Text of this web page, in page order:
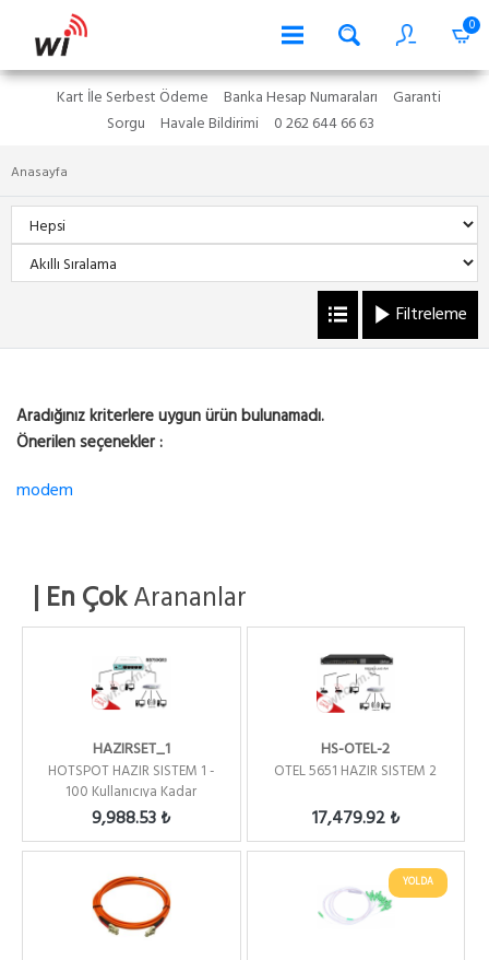
0
Kart İle Serbest Ödeme Banka Hesap Numaraları
Garanti
Sorgu
Havale Bildirimi 0 262 644 66 63
Anasayfa
Filtreleme
Aradığınız kriterlere uygun ürün bulunamadı.
Önerilen seçenekler :
modem
| En ÇokArananlar
HAZIRSET_1
HOTSPOT HAZIR SISTEM 1 -
100 Kullanıcıya Kadar
9,988.53 ₺
HS-OTEL-2
OTEL 5651 HAZIR SISTEM 2
17,479.92 ₺
YOLDA